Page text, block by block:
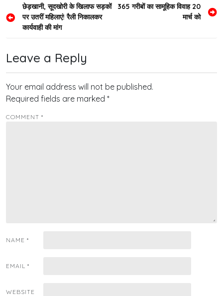
Post
navigation
छेड़खानी, सूदखोरी के खिलाफ सड़कों
पर उतरीं महिलाएं! रैली निकालकर
कार्यवाही की मांग
365 गरीबों का सामूहिक विवाह 20
मार्च को
Leave a Reply
Your email address will not be published.
Required fields are marked *
COMMENT *
NAME *
EMAIL *
WEBSITE